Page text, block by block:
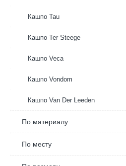
Кашпо Tau
Кашпо Ter Steege
Кашпо Veca
Кашпо Vondom
Кашпо Van Der Leeden
По материалу
По месту